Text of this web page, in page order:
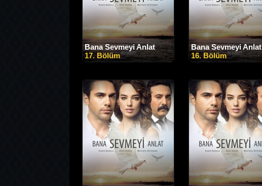
Bana Sevmeyi Anlat
17. Bölüm
Bana Sevmeyi Anlat
16. Bölüm